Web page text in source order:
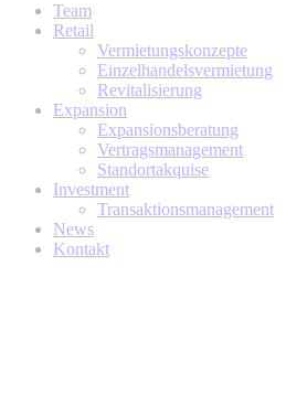
Team
Retail
Vermietungskonzepte
Einzelhandelsvermietung
Revitalisierung
Expansion
Expansionsberatung
Vertragsmanagement
Standortakquise
Investment
Transaktionsmanagement
News
Kontakt